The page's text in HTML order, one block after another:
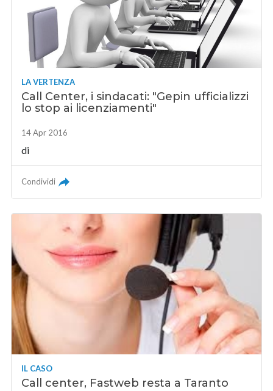
LA VERTENZA
Call Center, i sindacati: "Gepin ufficializzi
lo stop ai licenziamenti"
14 Apr 2016
di
Condividi
IL CASO
Call center, Fastweb resta a Taranto